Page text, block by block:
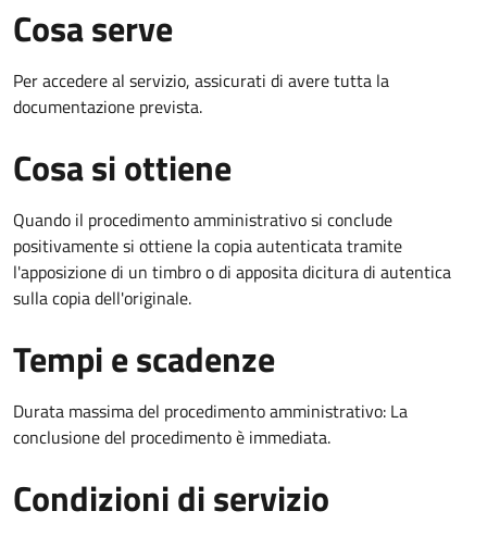
Cosa serve
Per accedere al servizio, assicurati di avere tutta la
documentazione prevista.
Cosa si ottiene
Quando il procedimento amministrativo si conclude
positivamente si ottiene la copia autenticata tramite
l'apposizione di un timbro o di apposita dicitura di autentica
sulla copia dell'originale.
Tempi e scadenze
Durata massima del procedimento amministrativo: La
conclusione del procedimento è immediata.
Condizioni di servizio